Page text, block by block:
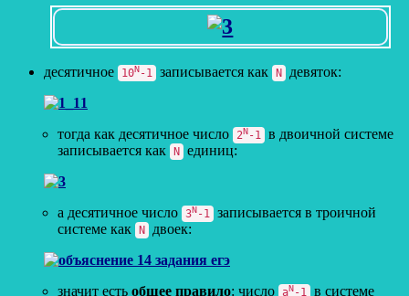
десятичное 10N-1 записывается как N девяток:
тогда как десятичное число 2N-1 в двоичной системе
записывается как
N единиц:
а десятичное число 3N-1 записывается в троичной
системе как
N двоек:
значит есть общее правило: число aN-1 в системе